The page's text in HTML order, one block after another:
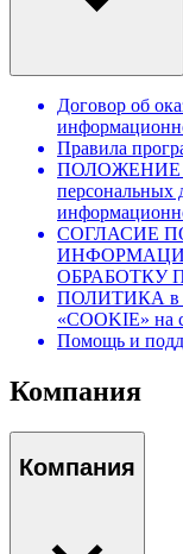
Договор об
Правила
ПОЛОЖЕНИЕ о
персональных
СОГЛАСИЕ
ОБРАБОТКУ
ПОЛИТИКА в
«COOKIE» на
Помощь и
Компания
Компания